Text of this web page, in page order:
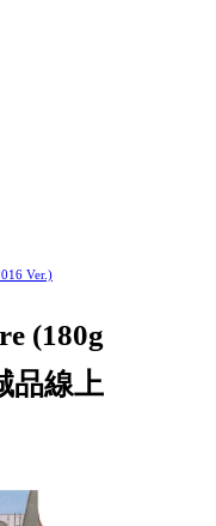
Ver.)
(180g
品線上